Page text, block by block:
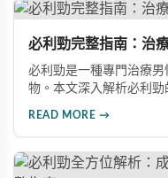
必利勁完整指南：治
必利勁是一種專門治療
物。本文深入解析必利勁
READ MORE →